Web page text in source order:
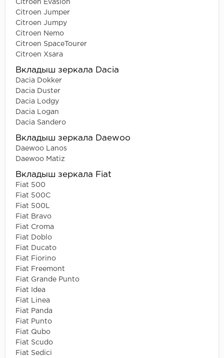
Citroen Evasion
Citroen Jumper
Citroen Jumpy
Citroen Nemo
Citroen SpaceTourer
Citroen Xsara
Вкладыш зеркала Dacia
Dacia Dokker
Dacia Duster
Dacia Lodgy
Dacia Logan
Dacia Sandero
Вкладыш зеркала Daewoo
Daewoo Lanos
Daewoo Matiz
Вкладыш зеркала Fiat
Fiat 500
Fiat 500C
Fiat 500L
Fiat Bravo
Fiat Croma
Fiat Doblo
Fiat Ducato
Fiat Fiorino
Fiat Freemont
Fiat Grande Punto
Fiat Idea
Fiat Linea
Fiat Panda
Fiat Punto
Fiat Qubo
Fiat Scudo
Fiat Sedici